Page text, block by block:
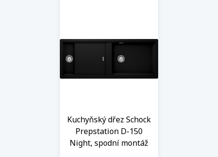
Kuchyňský dřez Schock
Prepstation D-150
Night, spodní montáž